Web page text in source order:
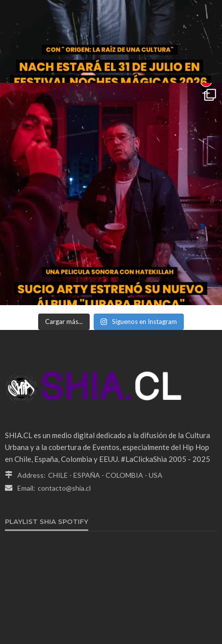
Cargar más... Síguenos en Instagram
SHIA.CL es un medio digital dedicado a la difusión de la Cultura
Urbana y a la cobertura de Eventos, especialmente del Hip Hop
en Chile, España, Colombia y EEUU. #LaClickaShia 2005 - 2025
Address: CHILE - ESPAÑA - COLOMBIA - USA
Email: contacto@shia.cl
PLAYLIST SHIA SPOTIFY